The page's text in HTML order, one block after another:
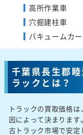
高所作業車
穴掘建柱車
バキュームカー
千葉県長生郡
ラックとは？
トラックの買取価格
因によって決まりま
古トラック市場で安